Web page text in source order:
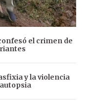
el crimen de
y la violencia